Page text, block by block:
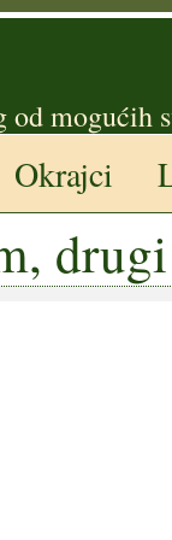
od mogućih
Okrajci